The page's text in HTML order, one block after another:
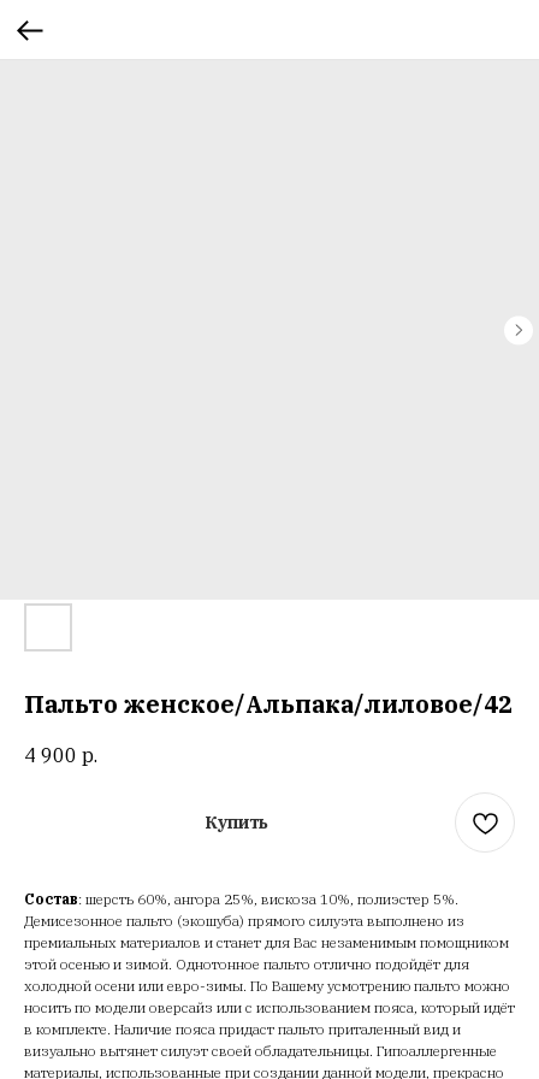
Пальто женское/Альпака/лиловое/42
4 900 р.
Купить
Состав: шерсть 60%, ангора 25%, вискоза 10%, полиэстер 5%.
Демисезонное пальто (экошуба) прямого силуэта выполнено из
премиальных материалов и станет для Вас незаменимым помощником
этой осенью и зимой. Однотонное пальто отлично подойдёт для
холодной осени или евро-зимы. По Вашему усмотрению пальто можно
носить по модели оверсайз или с использованием пояса, который идёт
в комплекте. Наличие пояса придаст пальто приталенный вид и
визуально вытянет силуэт своей обладательницы. Гипоаллергенные
материалы, использованные при создании данной модели, прекрасно